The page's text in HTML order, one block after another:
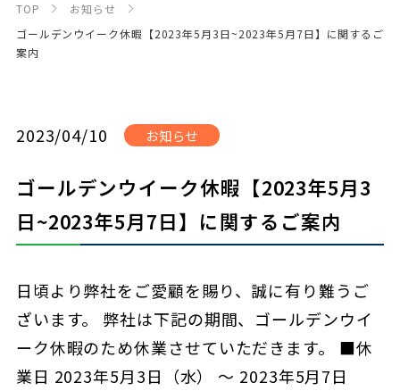
TOP
お知らせ
ゴールデンウイーク休暇【2023年5月3日~2023年5月7日】に関するご
案内
2023/04/10 お知らせ
ゴールデンウイーク休暇【2023年5月3
日~2023年5月7日】に関するご案内
日頃より弊社をご愛顧を賜り、誠に有り難うご
ざいます。 弊社は下記の期間、ゴールデンウイ
ーク休暇のため休業させていただきます。 ■休
業日 2023年5月3日（水） ～ 2023年5月7日